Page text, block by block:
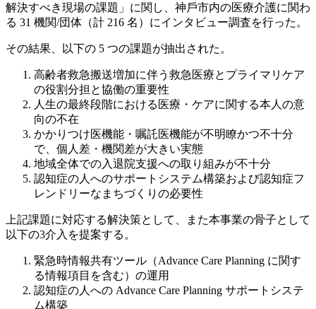
解決すべき現場の課題」に関し、神⼾市内の医療介護に関わ
る 31 機関/団体（計 216 名）にインタビュー調査を⾏った。
その結果、以下の 5 つの課題が抽出された。
高齢者救急搬送増加に伴う救急医療とプライマリケア
の役割分担と協働の重要性
人生の最終段階における医療・ケアに関する本人の意
向の不在
かかりつけ医機能・嘱託医機能が不明瞭かつ不十分
で、個人差・機関差が大きい実態
地域全体での入退院⽀援への取り組みが不十分
認知症の人へのサポートシステム構築および認知症フ
レンドリーなまちづくりの必要性
上記課題に対応する解決策として、また本事業の骨子として
以下の3介入を提案する。
緊急時情報共有ツール（Advance Care Planning に関す
る情報項目を含む）の運用
認知症の人への Advance Care Planning サポートシステ
ム構築